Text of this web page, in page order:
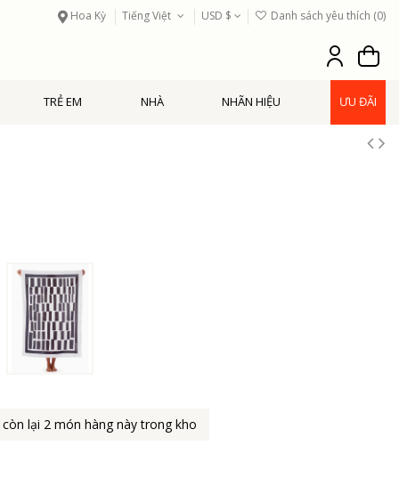
Hoa Kỳ Tiếng Việt USD $ Danh sách yêu thích (0)
TRẺ EM NHÀ NHÃN HIỆU ƯU ĐÃI
còn lại 2 món hàng này trong kho